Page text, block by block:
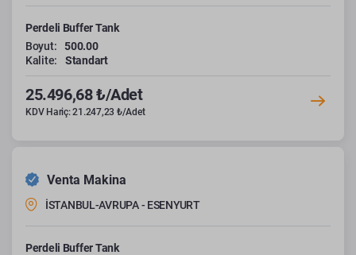
Perdeli Buffer Tank
Boyut:
500.00
Kalite:
Standart
25.496,68 ₺/Adet
KDV Hariç: 21.247,23 ₺/Adet
Venta Makina
İSTANBUL-AVRUPA - ESENYURT
Perdeli Buffer Tank